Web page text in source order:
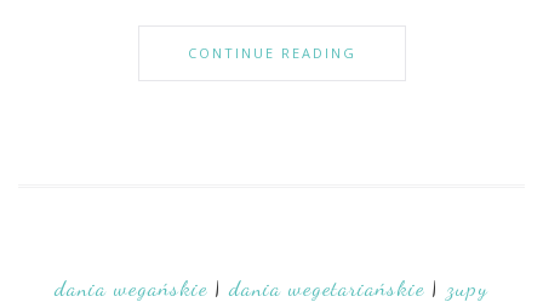
CONTINUE READING
dania wegańskie |dania wegetariańskie | zupy